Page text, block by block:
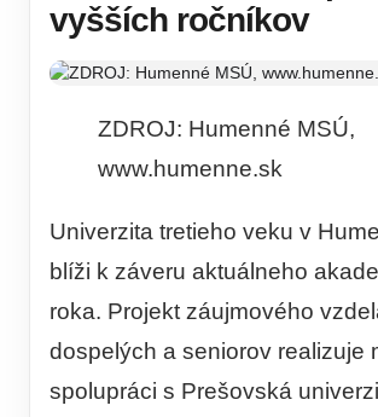
vyšších ročníkov
ZDROJ: Humenné MSÚ,
www.humenne.sk
Univerzita tretieho veku v
blíži k záveru aktuálneho
roka. Projekt záujmového
dospelých a seniorov realizuje
spolupráci s Prešovská